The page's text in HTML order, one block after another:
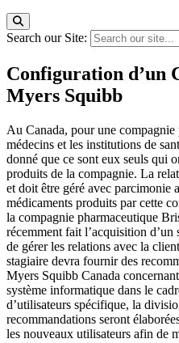
Search our Site:
Configuration d’un
Myers Squibb
Au Canada, pour une compagnie
médecins et les institutions de
donné que ce sont eux seuls qui
produits de la compagnie. La
et doit être géré avec parcimonie
médicaments produits par cette
la compagnie pharmaceutique
récemment fait l’acquisition
de gérer les relations avec la
stagiaire devra fournir des
Myers Squibb Canada
système informatique dans le
d’utilisateurs spécifique, la
recommandations seront
les nouveaux utilisateurs afin de